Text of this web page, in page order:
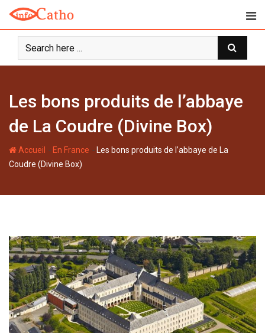
t
Les bons produits de l’abbaye
de La Coudre (Divine Box)
Accueil - En France - Les bons produits de l’abbaye de La
Coudre (Divine Box)